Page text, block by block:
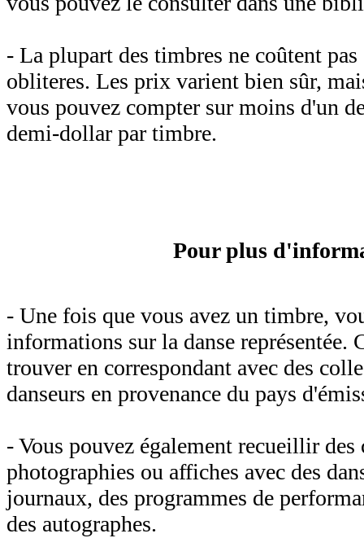
- La plupart des timbres ne coûtent
obliteres. Les prix varient bien sûr,
vous pouvez compter sur moins d'un
demi-dollar par timbre.
Pour plus
- Une fois que vous avez un timbre,
informations sur la danse représentée.
trouver en correspondant avec des
danseurs en provenance du pays
- Vous pouvez également recueillir des
photographies ou affiches avec des
journaux, des programmes de
des autographes.